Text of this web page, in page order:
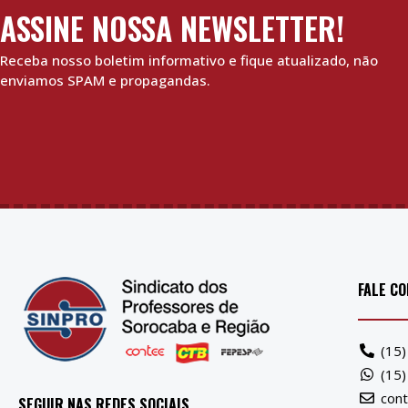
ASSINE NOSSA NEWSLETTER!
Receba nosso boletim informativo e fique atualizado, não
enviamos SPAM e propagandas.
FALE